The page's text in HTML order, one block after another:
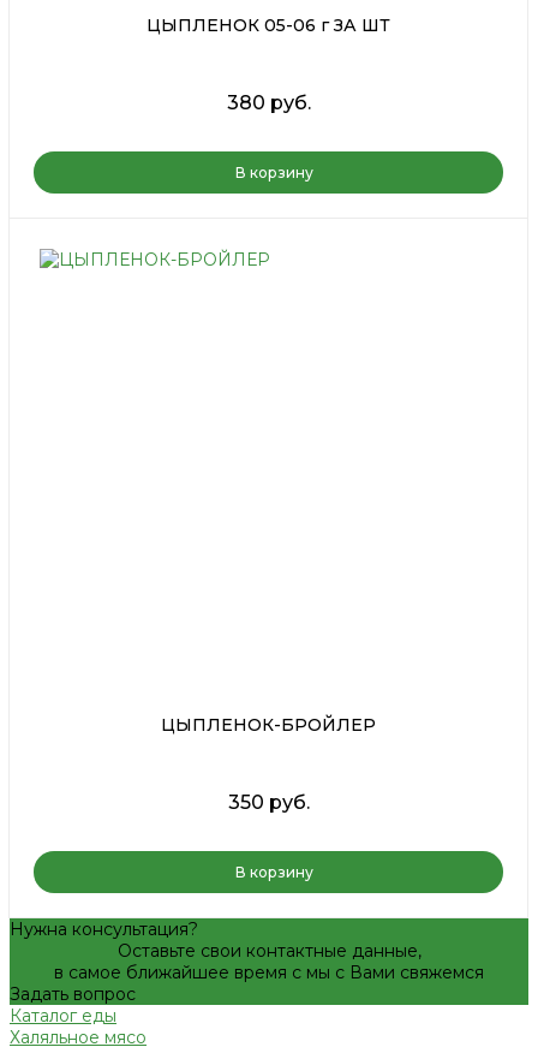
ЦЫПЛЕНОК 05-06 г ЗА ШТ
380 руб.
В корзину
ЦЫПЛЕНОК-БРОЙЛЕР
350 руб.
В корзину
Нужна консультация?
Оставьте свои контактные данные,
в самое ближайшее время с мы с Вами свяжемся
Задать вопрос
Каталог еды
Халяльное мясо